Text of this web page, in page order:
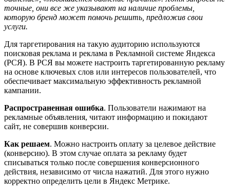
точные, они все же указывают на наличие проблемы,
которую бренд может помочь решить, предложив свои
услуги.
Для таргетирования на такую аудиторию используются
поисковая реклама и реклама в Рекламной системе Яндекса
(РСЯ). В РСЯ вы можете настроить таргетированную рекламу
на основе ключевых слов или интересов пользователей, что
обеспечивает максимальную эффективность рекламной
кампании.
Распространенная ошибка. Пользователи нажимают на
рекламные объявления, читают информацию и покидают
сайт, не совершив конверсии.
Как решаем. Можно настроить оплату за целевое действие
(конверсию). В этом случае оплата за рекламу будет
списываться только после совершения конверсионного
действия, независимо от числа нажатий. Для этого нужно
корректно определить цели в Яндекс Метрике.